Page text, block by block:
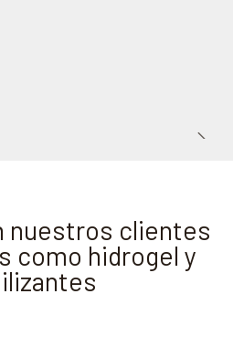
nuestros clientes
como hidrogel y